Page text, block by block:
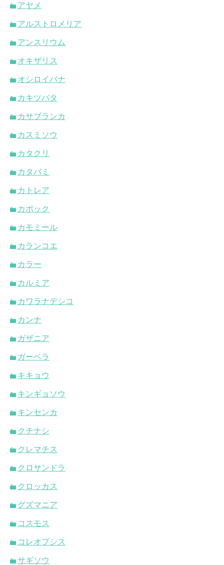
アヤメ
アルストロメリア
アンスリウム
オキザリス
オシロイバナ
カキツバタ
カサブランカ
カスミソウ
カタクリ
カタバミ
カトレア
カポック
カモミール
カランコエ
カラー
カルミア
カワラナデシコ
カンナ
ガザニア
ガーベラ
キキョウ
キンギョソウ
キンセンカ
クチナシ
クレマチス
クロサンドラ
クロッカス
グズマニア
コスモス
コレオプシス
サギソウ